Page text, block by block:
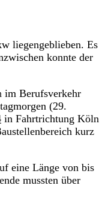
liegengeblieben. Es
konnte der
im Berufsverkehr
(29.
in Fahrtrichtung Köln
kurz
eine Länge von bis
mussten über